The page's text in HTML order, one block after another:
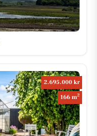
2.695.000 kr
166 m2